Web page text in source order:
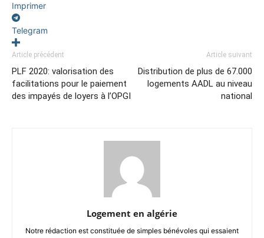
Imprimer
Telegram
Article précédent
PLF 2020: valorisation des
facilitations pour le paiement
des impayés de loyers à l’OPGI
Article suivant
Distribution de plus de 67.000
logements AADL au niveau
national
Logement en algérie
Notre rédaction est constituée de simples bénévoles qui essaient